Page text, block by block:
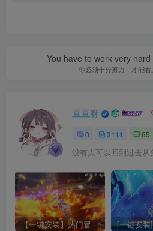
You have to work very
你必须十分努力，才能
豆豆呀
0 3111 65
【一键安装】热门冒险策略类游戏崩坏：星穹铁道全新2.3版本一键端+一键代理+一键启动+免虚拟机